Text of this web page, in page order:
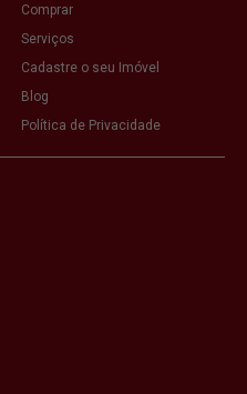
Comprar
Serviços
Cadastre o seu Imóvel
Blog
Política de Privacidade